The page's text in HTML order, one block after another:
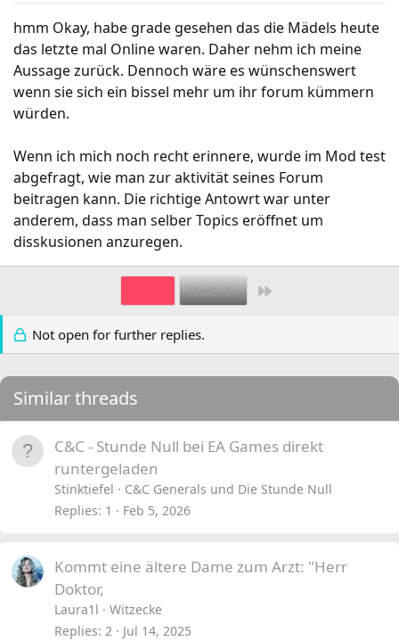
hmm Okay, habe grade gesehen das die Mädels heute
das letzte mal Online waren. Daher nehm ich meine
Aussage zurück. Dennoch wäre es wünschenswert
wenn sie sich ein bissel mehr um ihr forum kümmern
würden.
Wenn ich mich noch recht erinnere, wurde im Mod test
abgefragt, wie man zur aktivität seines Forum
beitragen kann. Die richtige Antowrt war unter
anderem, dass man selber Topics eröffnet um
disskusionen anzuregen.
Next
Not open for further replies.
Similar threads
C&C - Stunde Null bei EA Games direkt
runtergeladen
Stinktiefel
C&C Generals und Die Stunde Null
Replies 1 Feb 5, 2026
Kommt eine ältere Dame zum Arzt: "Herr
Doktor,
Laura1l
Witzecke
Replies 2 Jul 14, 2025